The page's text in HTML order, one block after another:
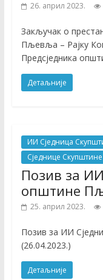
26. април 2023.
Закључак о
Пљевља – Рајку
Предсједника
Детаљније
ИИ Сједница
Сједнице Скупштине
Позив за
општине
25. април 2023.
Позив за ИИ
(26.04.2023.)
Детаљније